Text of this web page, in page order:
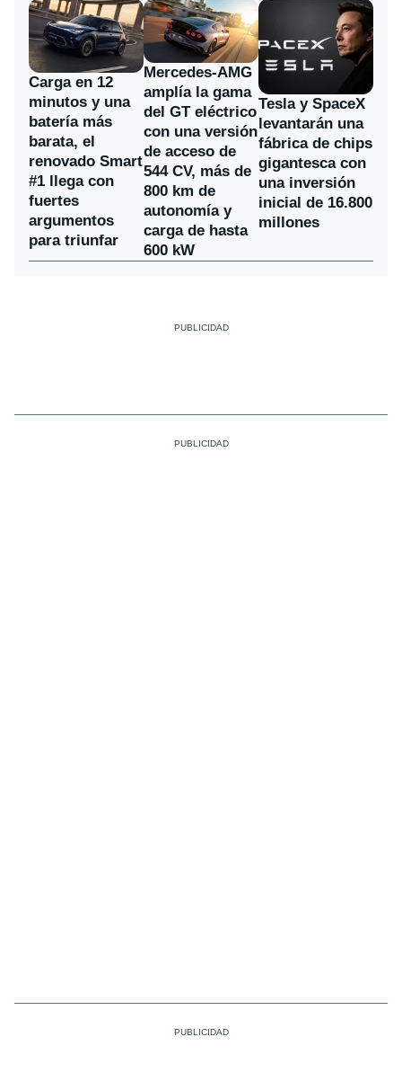
Carga en 12
minutos y una
batería más
barata, el
renovado Smart
#1 llega con
fuertes
argumentos
para triunfar
Mercedes-AMG
amplía la gama
del GT eléctrico
con una versión
de acceso de
544 CV, más de
800 km de
autonomía y
carga de hasta
600 kW
Tesla y SpaceX
levantarán una
fábrica de chips
gigantesca con
una inversión
inicial de 16.800
millones